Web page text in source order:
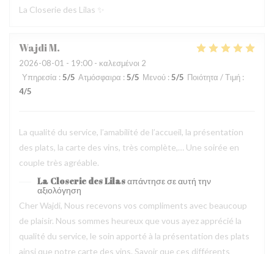
La Closerie des Lilas ✨
WajdiM
2026-08-01 - 19:00 - καλεσμένοι 2
Υπηρεσία : 5/5 Ατμόσφαιρα : 5/5 Μενού : 5/5 Ποιότητα / Τιμή :
4/5
La qualité du service, l’amabilité de l’accueil, la présentation
des plats, la carte des vins, très complète,… Une soirée en
couple très agréable.
La Closerie des Lilasαπάντησε σε αυτή την
αξιολόγηση
Cher Wajdi, Nous recevons vos compliments avec beaucoup
de plaisir. Nous sommes heureux que vous ayez apprécié la
qualité du service, le soin apporté à la présentation des plats
ainsi que notre carte des vins. Savoir que ces différents